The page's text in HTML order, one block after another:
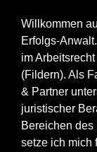
Willkommen
Erfolgs-
im
(Fildern). Als
& Partner
juristischer
Bereichen des
setze ich mich